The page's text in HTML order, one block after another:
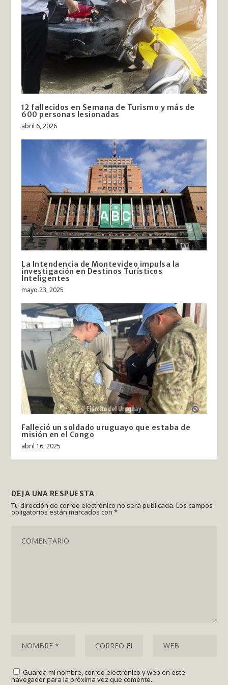
12 fallecidos en Semana de Turismo y más de
600 personas lesionadas
abril 6, 2026
La Intendencia de Montevideo impulsa la
investigación en Destinos Turísticos
Inteligentes
mayo 23, 2025
Falleció un soldado uruguayo que estaba de
misión en el Congo
abril 16, 2025
DEJA UNA RESPUESTA
Tu dirección de correo electrónico no será publicada. Los campos
obligatorios están marcados con*
Guarda mi nombre, correo electrónico y web en este
navegador para la próxima vez que comente.